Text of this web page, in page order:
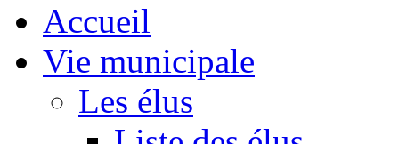
Accueil
Vie municipale
Les élus